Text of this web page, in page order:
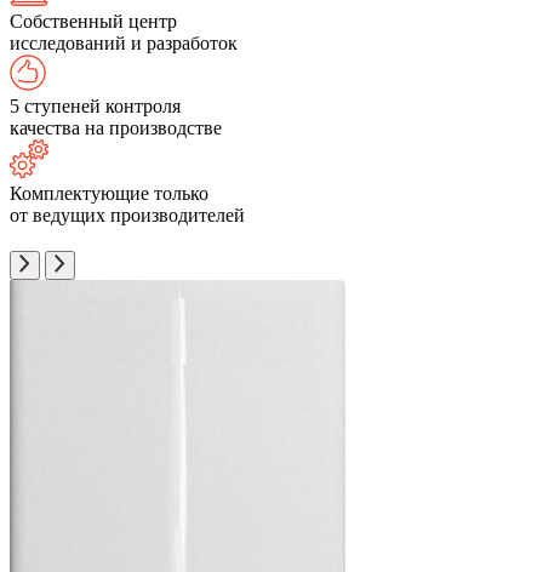
Собственный центр
исследований и разработок
5 ступеней контроля
качества на производстве
Комплектующие только
от ведущих производителей